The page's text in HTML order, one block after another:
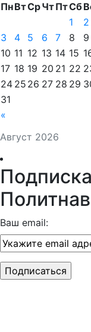
Август 2026
ПнВтСрЧтПтСб
«
1
2
3
4 5 6 7 8
9
10 11 12 13 14 15
17 18 19 20 21 22
24 25 26 27 28 29
31
Ваш email: